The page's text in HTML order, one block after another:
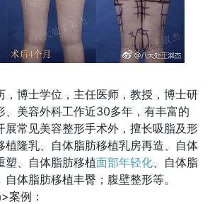
，博士学位，主任医师，教授，博士研
、美容外科工作近30多年，有丰富的
展常见美容整形手术外，擅长吸脂及形
植隆乳、自体脂肪移植乳房再造、自体
塑、自体脂肪移植面部年轻化 、自体脂
体脂肪移植丰臀；腹壁整形等。
案例：